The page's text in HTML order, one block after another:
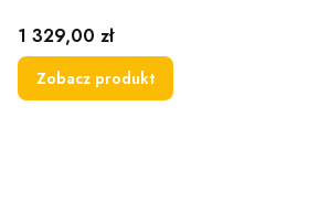
Cena
1 329,00 zł
Zobacz produkt